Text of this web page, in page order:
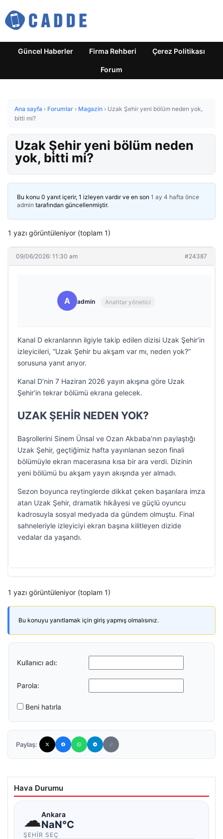
Güncel Haberler Firma Rehberi Çerez Politikası
Forum
Ana sayfa › Forumlar › Magazin › Uzak Şehir yeni bölüm neden yok,
bitti mi?
Uzak Şehir yeni bölüm neden
yok, bitti mi?
Bu konu 0 yanıt içerir, 1 izleyen vardır ve en son 1 ay 4 hafta önce
admin tarafından güncellenmiştir.
1 yazı görüntüleniyor (toplam 1)
09/06/2026: 11:30 am #24387
A admin Anahtar yönetici
Kanal D ekranlarının ilgiyle takip edilen dizisi Uzak Şehir’in
izleyicileri, “Uzak Şehir bu akşam var mı, neden yok?”
sorusuna yanıt arıyor.
Kanal D’nin 7 Haziran 2026 yayın akışına göre Uzak
Şehir’in tekrar bölümü ekrana gelecek.
UZAK ŞEHİR NEDEN YOK?
Başrollerini Sinem Ünsal ve Ozan Akbaba’nın paylaştığı
Uzak Şehir, geçtiğimiz hafta yayınlanan sezon finali
bölümüyle ekran macerasına kısa bir ara verdi. Dizinin
yeni bölümü bu akşam yayın akışında yer almadı.
Sezon boyunca reytinglerde dikkat çeken başarılara imza
atan Uzak Şehir, dramatik hikâyesi ve güçlü oyuncu
kadrosuyla sosyal medyada da gündem olmuştu. Final
sahneleriyle izleyiciyi ekran başına kilitleyen dizide
vedalar da yaşandı.
1 yazı görüntüleniyor (toplam 1)
Bu konuyu yanıtlamak için giriş yapmış olmalısınız.
Kullanıcı adı:
Parola:
Beni hatırla
Paylaş:
Hava Durumu
☁Ankara
NaN°C
ŞEHIR SEÇ